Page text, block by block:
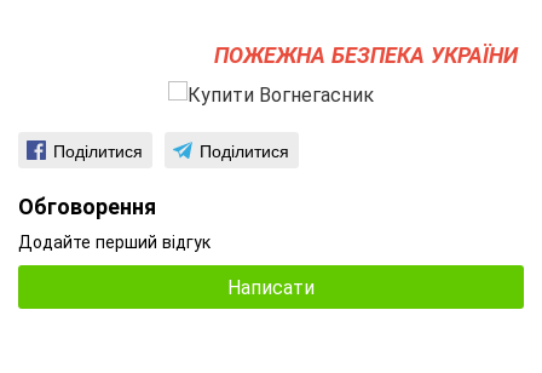
ПОЖЕЖНА БЕЗПЕКА УКРАЇНИ
Поділитися Поділитися
Обговорення
Додайте перший відгук
Написати